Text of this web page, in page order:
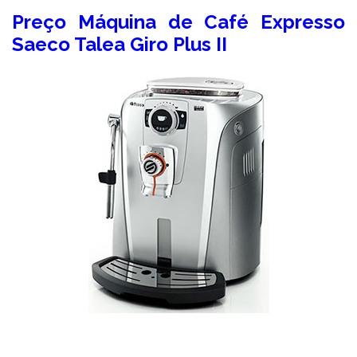
Preço Máquina de Café Expresso
Saeco Talea Giro Plus II